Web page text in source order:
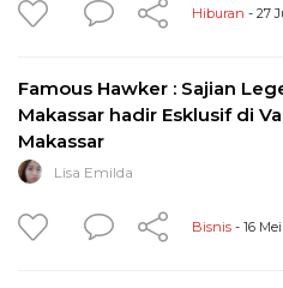
Hiburan - 27
Famous Hawker : Sajian
Makassar hadir Esklusif di
Makassar
Lisa Emilda
Bisnis - 16